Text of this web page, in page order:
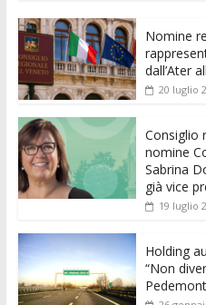
e
b
o
o
k
itt
er l s
A
p
p
Nomine
dall’Ater
20 luglio
Consiglio
nomine
Sabrina
già vice
19 luglio
Holding
“Non